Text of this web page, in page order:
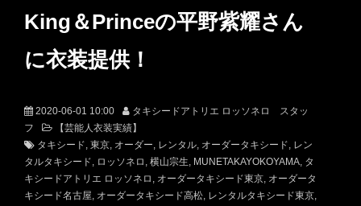
King＆Princeの平野紫耀さん
に衣装提供！
2020-06-01 10:00
タキシードアトリエ ロッソネロ スタッ
フ
【芸能人衣装実績】
タキシード 東京 オーダー レンタル オーダータキシード レン
タルタキシード
ロッソネロ 横山宗生 MUNETAKAYOKOYAMA タ
キシードアトリエ ロッソネロ
オーダータキシード東京 オーダータ
キシード名古屋 オーダータキシード高松 レンタルタキシード東京